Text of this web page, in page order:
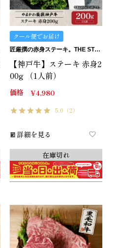
クール便でお届け
匠厳撰の赤身ステーキ。THE STEAK.
【神戸牛】ステーキ 赤身2
00g （1人前）
価格 ¥4,980
5.0 （2）
詳細を見る
在庫切れ